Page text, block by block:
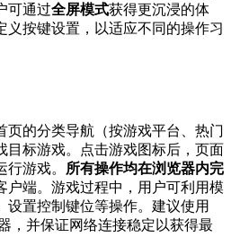
可通过全屏模式获得更沉浸的体
义按键设置，以适应不同的操作习
页的分类导航（按游戏平台、热门
目标游戏。点击游戏图标后，页面
游戏。 所有操作均在浏览器内完
户端。游戏过程中，用户可利用模
设置控制键位等操作。建议使用
，并保证网络连接稳定以获得最